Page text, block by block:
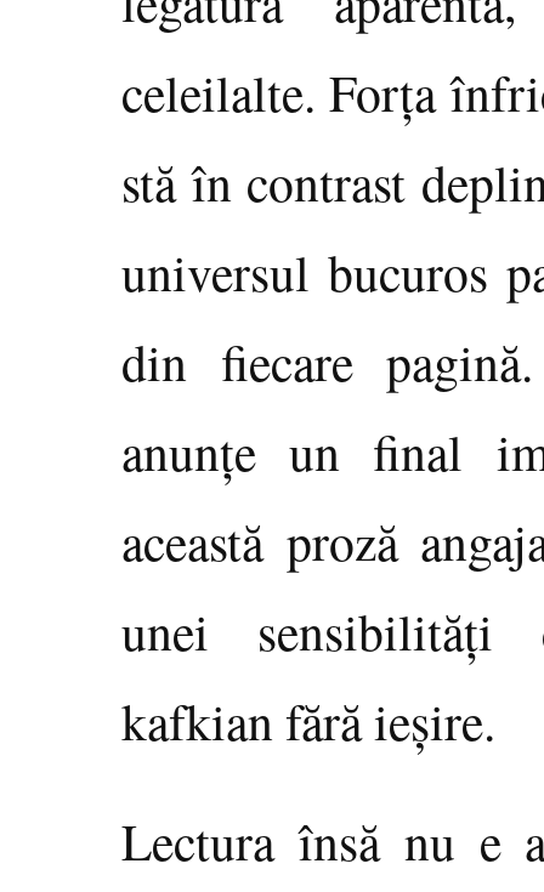
celeilalte. Forţa
stă în contrast
universul bucuros
din fiecare
anunţe un final
această proză
unei sensibilităţi
kafkian fără ieşire.
Lectura însă nu e